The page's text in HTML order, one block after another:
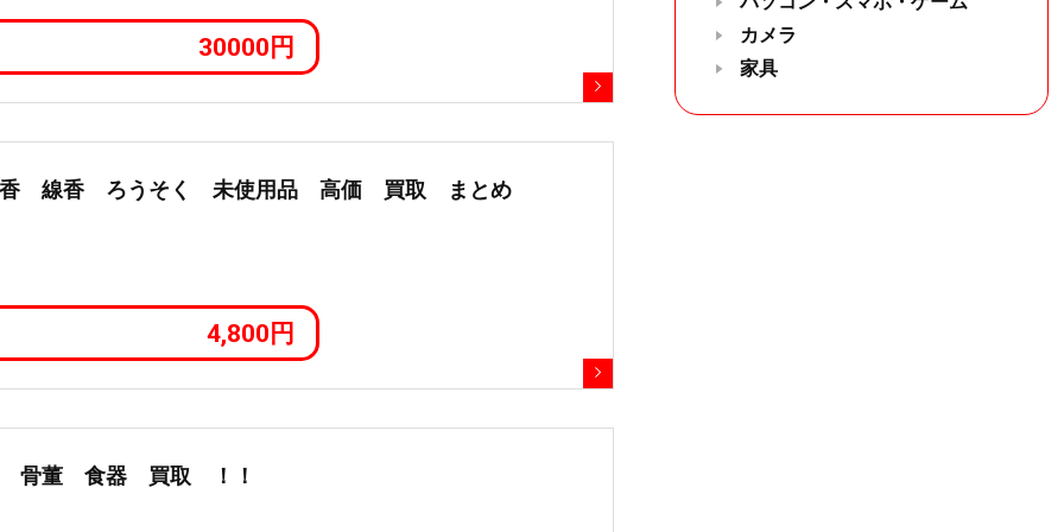
30000円
線香 ろうそく 未使用品 高価 買取 まとめ
4,800円
骨董 食器 買取 ！！
カメラ
家具